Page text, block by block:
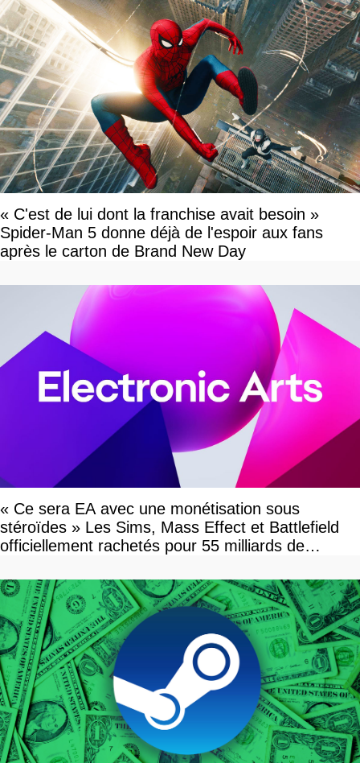
« C'est de lui dont la franchise avait besoin »
Spider-Man 5 donne déjà de l'espoir aux fans
après le carton de Brand New Day
« Ce sera EA avec une monétisation sous
stéroïdes » Les Sims, Mass Effect et Battlefield
officiellement rachetés pour 55 milliards de